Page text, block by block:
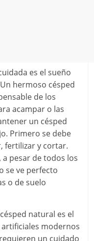
es el sueño
hermoso césped
de los
acampar o las
un césped
Primero se debe
fertilizar y cortar.
pesar de todos los
se ve perfecto
o de suelo
natural es el
artificiales modernos
un cuidado